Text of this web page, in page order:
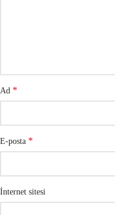
Ad *
E-posta *
İnternet sitesi